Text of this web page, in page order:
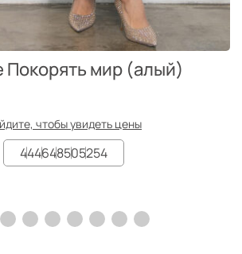
Покорять мир (алый)
чтобы увидеть цены
444648505254